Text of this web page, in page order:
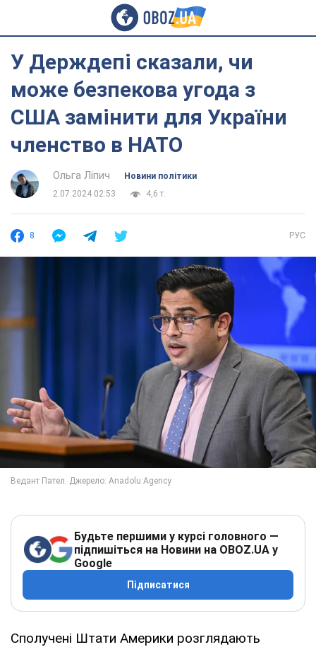
У Держдепі сказали, чи
може безпекова угода з
США замінити для України
членство в НАТО
Ольга Ліпич
Новини політики
2.07.2024 02:53
4,6 т.
8 РУС
Будьте першими у курсі головного —
підпишіться на Новини на OBOZ.UA у
Google
Підписатися
Сполучені Штати Америки розглядають